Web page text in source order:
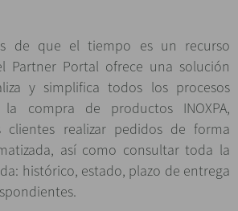
de que el tiempo es un recurso
Partner Portal ofrece una solución
y simplifica todos los procesos
compra de productos INOXPA,
realizar pedidos de forma
así como consultar toda la
histórico, estado, plazo de entrega